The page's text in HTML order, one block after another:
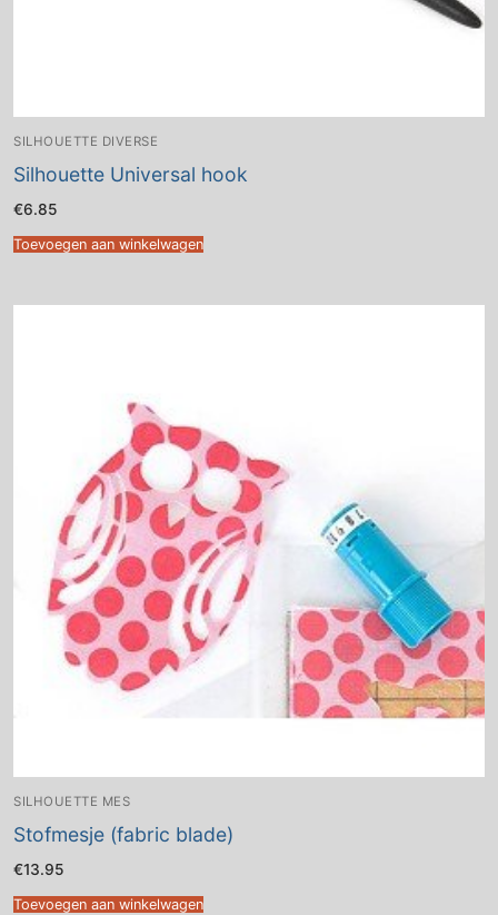
SILHOUETTE DIVERSE
Silhouette Universal hook
€6.85
Toevoegen aan winkelwagen
SILHOUETTE MES
Stofmesje (fabric blade)
€13.95
Toevoegen aan winkelwagen